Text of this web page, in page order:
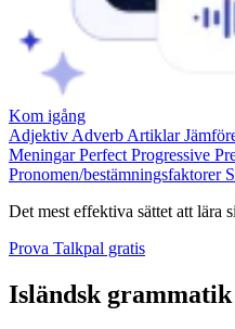
Kom igång
Adjektiv Adverb Artiklar
MeningarPerfect Progressive
Pronomen/bestämningsfaktorer
Det mest effektiva sättet att lära
Prova Talkpal gratis
Isländsk grammatik